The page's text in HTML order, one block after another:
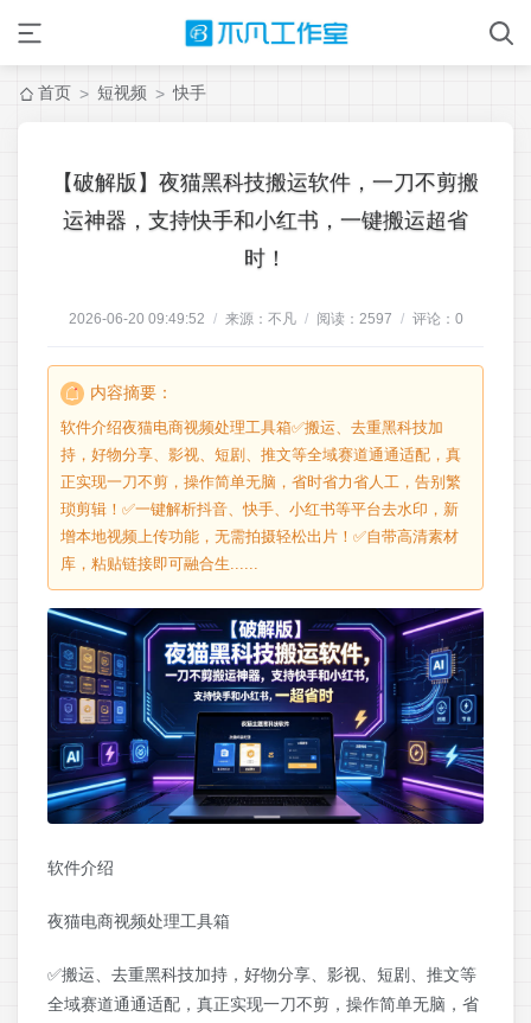
首页 > 短视频 >快手
【破解版】夜猫黑科技搬运软件，一刀不剪搬
运神器，支持快手和小红书，一键搬运超省
时！
2026-06-20 09:49:52 / 来源：不凡 / 阅读： 2597 / 评论： 0
内容摘要：
软件介绍夜猫电商视频处理工具箱✅搬运、去重黑科技加
持，好物分享、影视、短剧、推文等全域赛道通通适配，真
正实现一刀不剪，操作简单无脑，省时省力省人工，告别繁
琐剪辑！✅一键解析抖音、快手、小红书等平台去水印，新
增本地视频上传功能，无需拍摄轻松出片！✅自带高清素材
库，粘贴链接即可融合生......
软件介绍
夜猫电商视频处理工具箱
✅搬运、去重黑科技加持，好物分享、影视、短剧、推文等
全域赛道通通适配，真正实现一刀不剪，操作简单无脑，省